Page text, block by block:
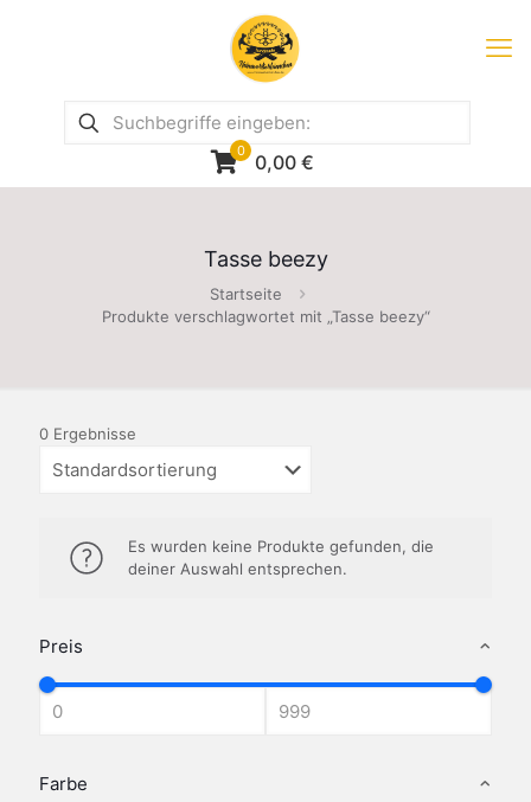
0 0,00 €
Tasse beezy
Startseite
Produkte verschlagwortet mit „Tasse beezy“
Preis
Farbe
0 Ergebnisse
Es wurden keine Produkte gefunden, die
deiner Auswahl entsprechen.